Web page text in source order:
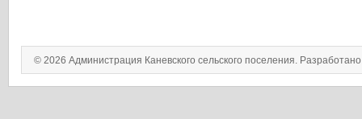
© 2026 Администрация Каневского сельского поселения.